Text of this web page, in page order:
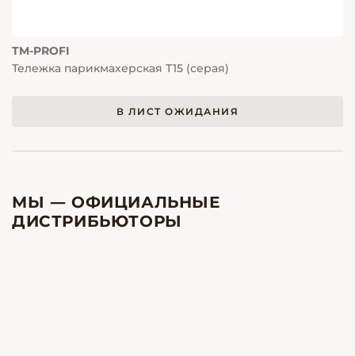
TM-PROFI
Тележка парикмахерская Т15 (серая)
В ЛИСТ ОЖИДАНИЯ
МЫ — ОФИЦИАЛЬНЫЕ
ДИСТРИБЬЮТОРЫ